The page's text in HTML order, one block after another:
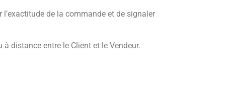
de la commande et de signaler
distance entre le Client et le Vendeur.